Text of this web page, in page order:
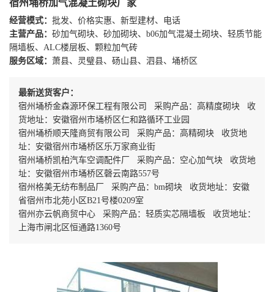
宿州埇桥加气混凝土砌块厂家
经营模式： 批发、价格实惠、新型建材、电话
主营产品： 砂加气砌块、砂加砌块、b06加气混凝土砌块、轻质节能
隔墙板、ALC楼层板、颗粒加气砖
服务区域： 萧县、灵璧县、砀山县、泗县、埇桥区
最新送货客户：
宿州埇桥金森源环保工程有限公司 采购产品：高精度砌块 收
货地址：安徽宿州市埇桥区仁和路循环工业园
宿州埇桥顺天隆商贸有限公司 采购产品：高精砌块 收货地
址：安徽宿州市埇桥区乐万家商业街
宿州埇桥凯柏汽车空调配件厂 采购产品：空心加气块 收货地
址：安徽宿州市埇桥区磬云南路557号
宿州格美无纺布制品厂 采购产品：bm砌块 收货地址：安徽
省宿州市北苑小区B21号楼0209室
宿州亦云帆商贸中心 采购产品：轻质实芯隔墙板 收货地址：
上海市闸北区恒通路1360号